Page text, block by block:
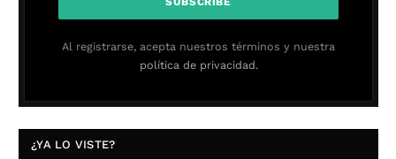
Al registrarse, acepta nuestros términos y nuestra
política de privacidad.
¿YA LO VISTE?